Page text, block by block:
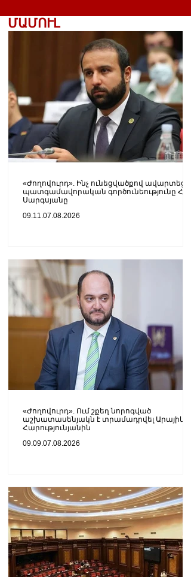
ՄԱՄՈՒԼ
«Ժողովուրդ». Ինչ ունեցվածքով ավարտեց
պատգամավորական գործունեությունը
Սարգսյանը
09.11.07.08.2026
«Ժողովուրդ». Ում շքեղ նորոգված
աշխատասենյակն է տրամադրվել Արայիկ
Հարությունյանին
09.09.07.08.2026